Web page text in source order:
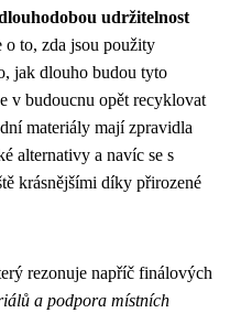
udržitelnost
o to, zda jsou použity
jak dlouho budou tyto
v budoucnu opět recyklovat
materiály mají zpravidla
alternativy a navíc se s
krásnějšími díky přirozené
rezonuje napříč finálových
a podpora místních